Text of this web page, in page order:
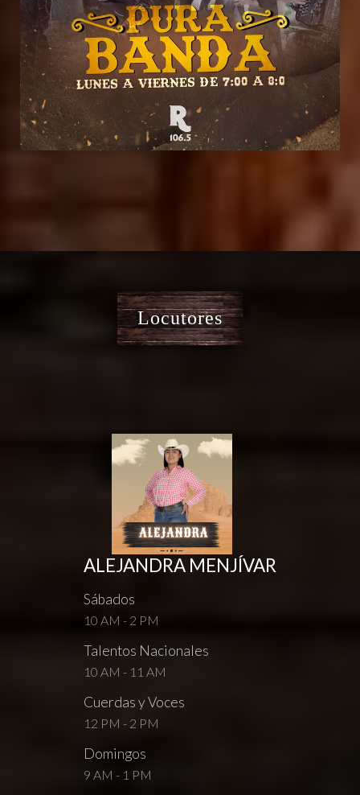
Locutores
ALEJANDRA MENJÍVAR
Sábados
10 AM - 2 PM
Talentos Nacionales
10 AM - 11 AM
Cuerdas y Voces
12 PM - 2 PM
Domingos
9 AM - 1 PM